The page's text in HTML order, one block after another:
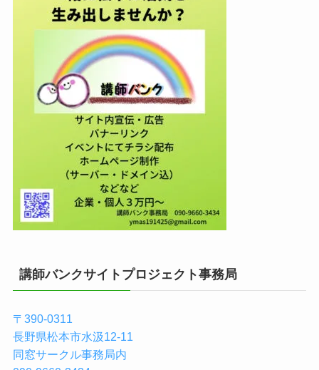
講師バンクサイトプロジェクト事務局
〒390-0311
長野県松本市水汲12-11
同窓サークル事務局内